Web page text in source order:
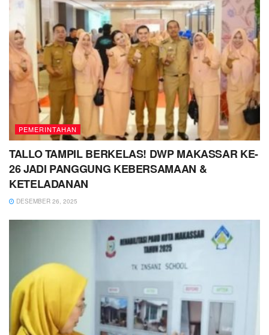
PEMERINTAHAN
TALLO TAMPIL BERKELAS! DWP MAKASSAR KE-
26 JADI PANGGUNG KEBERSAMAAN &
KETELADANAN
DESEMBER 26, 2025